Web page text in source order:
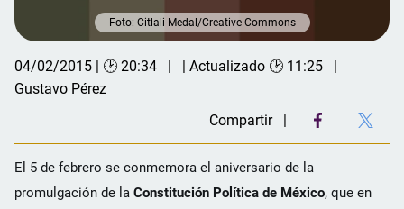
Foto: Citlali Medal/Creative Commons
04/02/2015 | 🕑 20:34
| Actualizado 🕑 11:25
Gustavo Pérez
Compartir
El 5 de febrero se conmemora el aniversario de la
promulgación de la Constitución Política de México, que en